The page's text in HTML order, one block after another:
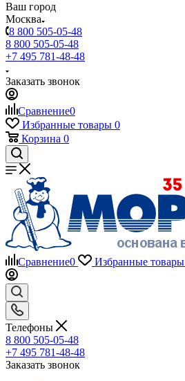
Ваш город
Москва
8 800 505-05-48
8 800 505-05-48
+7 495 781-48-48
Заказать звонок
Сравнение0
Избранные товары 0
Корзина 0
Сравнение0 Избранные товары
Телефоны
8 800 505-05-48
+7 495 781-48-48
Заказать звонок